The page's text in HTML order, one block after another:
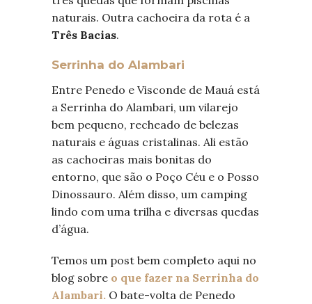
naturais. Outra cachoeira da rota é a
Três Bacias.
Serrinha do Alambari
Entre Penedo e Visconde de Mauá está
a Serrinha do Alambari, um vilarejo
bem pequeno, recheado de belezas
naturais e águas cristalinas. Ali estão
as cachoeiras mais bonitas do
entorno, que são o Poço Céu e o Posso
Dinossauro. Além disso, um camping
lindo com uma trilha e diversas quedas
d’água.
Temos um post bem completo aqui no
blog sobre o que fazer na Serrinha do
Alambari. O bate-volta de Penedo